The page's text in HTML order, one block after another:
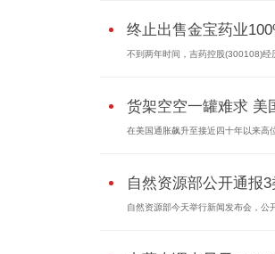
终止出售金宝药业
不到两年时间，吉药控股(300108)经
货架空空一罐难求 美
在美国通胀飙升至接近四十年以来高
自然资源部公开通报
自然资源部今天举行新闻发布会，公